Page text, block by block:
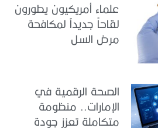
علماء أمريكيون يطورون
لقاحاً جديداً لمكافحة
مرض السل
الصحة الرقمية في
الإمارات.. منظومة
متكاملة تعزز جودة